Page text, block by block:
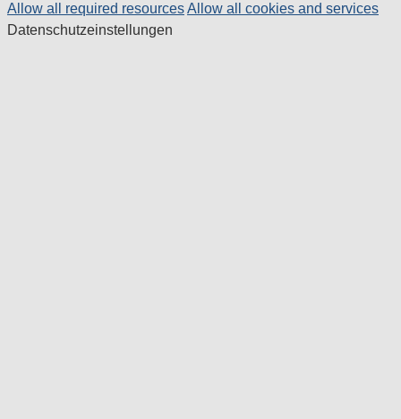
Allow all required resourcesAllow all cookies and services
Datenschutzeinstellungen